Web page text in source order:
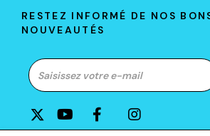
RESTEZ INFORMÉ DE NOS
NOUVEAUTÉS